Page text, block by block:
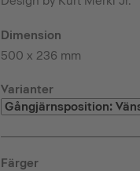
Dimension
500 x 236 mm
Varianter
Färger